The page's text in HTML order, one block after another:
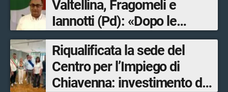
Valtellina, Fragomeli e
Iannotti (Pd): «Dopo le
Olimpiadi solo un terzo delle
opere sostitutive sarà
ultimato entro il 2026»
Riqualificata la sede del
Centro per l’Impiego di
Chiavenna: investimento da